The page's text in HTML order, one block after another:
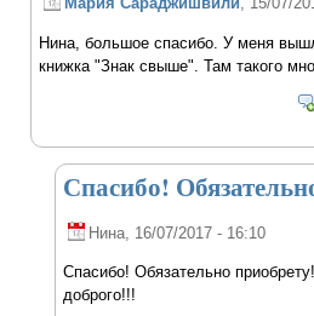
Нина, большое спасибо. У меня
книжка "Знак свыше". Там такого
Спасибо!
Нина , 16/07/2017 - 16:10
Спасибо! Обязательно
доброго!!!